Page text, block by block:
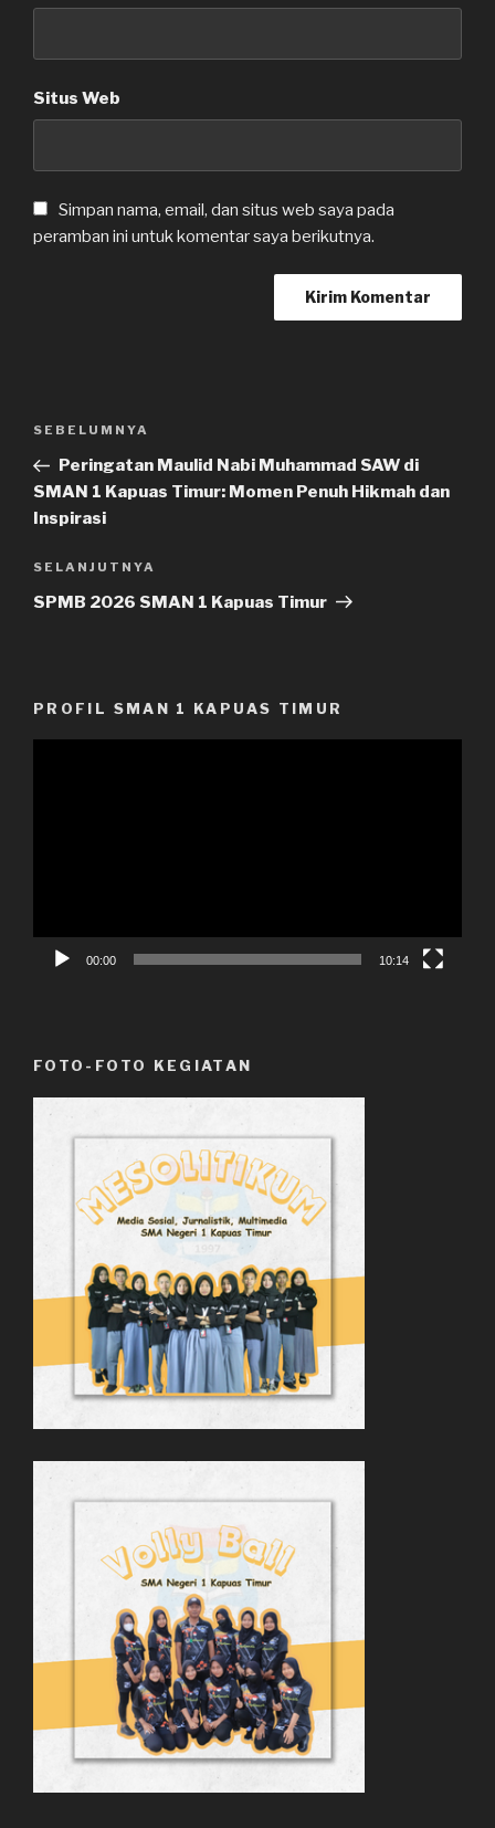
Situs Web
Simpan nama, email, dan situs web saya pada
peramban ini untuk komentar saya berikutnya.
Navigasi
Pos
Sebelumnya
SEBELUMNYA
Peringatan Maulid Nabi Muhammad SAW di
SMAN 1 Kapuas Timur: Momen Penuh Hikmah dan
Inspirasi
Pos
Selanjutnya
SELANJUTNYA
SPMB 2026 SMAN 1 Kapuas Timur
PROFIL SMAN 1 KAPUAS TIMUR
00:00 10:14
FOTO-FOTO KEGIATAN